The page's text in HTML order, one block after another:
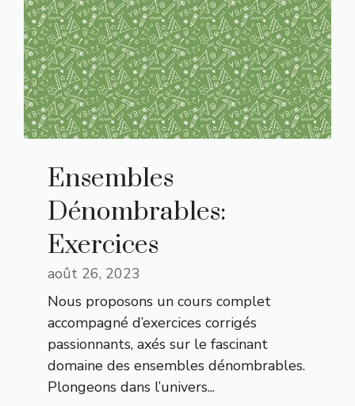
Ensembles
Dénombrables:
Exercices
août 26, 2023
Nous proposons un cours complet
accompagné d’exercices corrigés
passionnants, axés sur le fascinant
domaine des ensembles dénombrables.
Plongeons dans l’univers...